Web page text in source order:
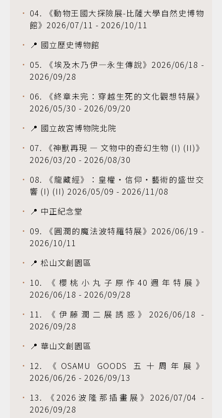
04. 《動物王國大探險展-比薩大學自然史博物
館》2026/07/11 - 2026/10/11
📍 國立歷史博物館
05. 《埃及木乃伊—永生傳說》2026/06/18 -
2026/09/28
06. 《終章未完：穿越生死的文化觀想特展》
2026/05/30 - 2026/09/20
📍 國立故宮博物院北院
07. 《神獸再現 — 文物中的奇幻生物 (I) (II)》
2026/03/20 - 2026/08/30
08. 《龍藏經》：皇權・信仰・藝術的盛世交
響 (I) (II) 2026/05/09 - 2026/11/08
📍 中正紀念堂
09. 《圓潤的魔法波特羅特展》2026/06/19 -
2026/10/11
📍 松山文創園區
10. 《櫻桃小丸子原作40週年特展》
2026/06/18 - 2026/09/28
11. 《伊藤潤二展誘惑》2026/06/18 -
2026/09/28
📍 華山文創園區
12. 《OSAMU GOODS 五十周年展》
2026/06/26 - 2026/09/13
13. 《2026波隆那插畫展》2026/07/04 -
2026/09/28